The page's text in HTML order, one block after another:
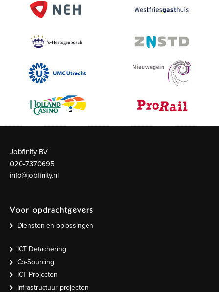
Jobfinity BV
020-7370695
info@jobfinity.nl
Voor opdrachtgevers
Diensten en oplossingen
ICT Detachering
Co-Sourcing
ICT Projecten
Infrastructuur projecten